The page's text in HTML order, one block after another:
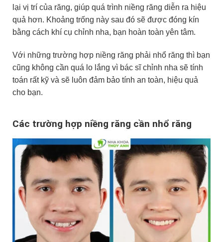
lại vị trí của răng, giúp quá trình niềng răng diễn ra hiệu
quả hơn. Khoảng trống này sau đó sẽ được đóng kín
bằng cách khí cụ chỉnh nha, bạn hoàn toàn yên tâm.
Với những trường hợp niềng răng phải nhổ răng thì bạn
cũng không cần quá lo lắng vì bác sĩ chỉnh nha sẽ tính
toán rất kỹ và sẽ luôn đảm bảo tính an toàn, hiệu quả
cho bạn.
Các trường hợp niềng răng cần nhổ răng